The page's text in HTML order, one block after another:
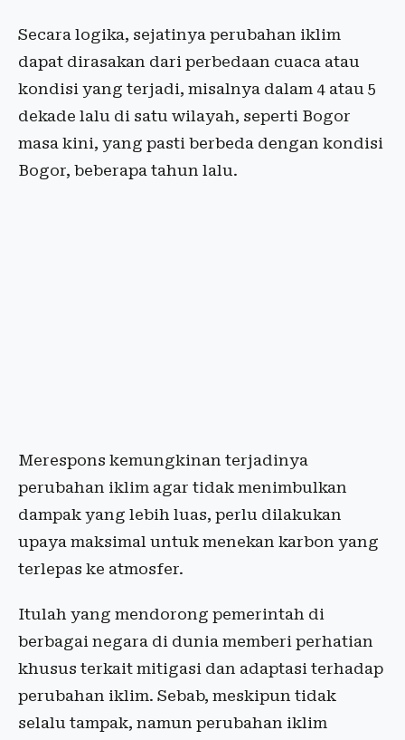
Secara logika, sejatinya perubahan iklim
dapat dirasakan dari perbedaan cuaca atau
kondisi yang terjadi, misalnya dalam 4 atau 5
dekade lalu di satu wilayah, seperti Bogor
masa kini, yang pasti berbeda dengan kondisi
Bogor, beberapa tahun lalu.
Merespons kemungkinan terjadinya
perubahan iklim agar tidak menimbulkan
dampak yang lebih luas, perlu dilakukan
upaya maksimal untuk menekan karbon yang
terlepas ke atmosfer.
Itulah yang mendorong pemerintah di
berbagai negara di dunia memberi perhatian
khusus terkait mitigasi dan adaptasi terhadap
perubahan iklim. Sebab, meskipun tidak
selalu tampak, namun perubahan iklim